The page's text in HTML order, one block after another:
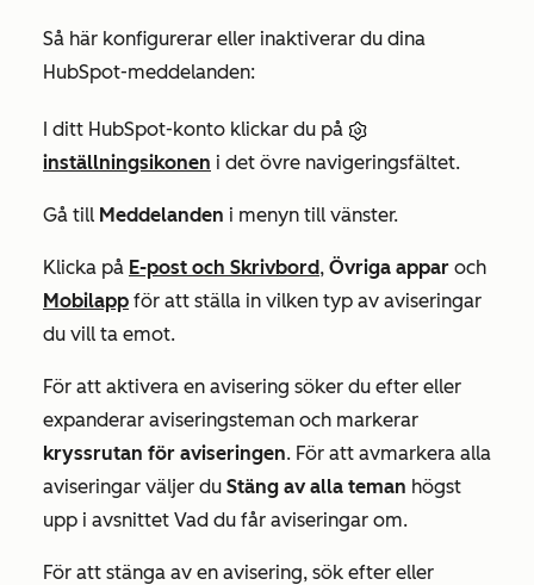
Så här konfigurerar eller inaktiverar du dina
HubSpot-meddelanden:
I ditt HubSpot-konto klickar du på
inställningsikonen i det övre navigeringsfältet.
Gå till Meddelanden i menyn till vänster.
Klicka på E-post och Skrivbord, Övriga appar och
Mobilapp för att ställa in vilken typ av aviseringar
du vill ta emot.
För att aktivera en avisering söker du efter eller
expanderar aviseringsteman och markerar
kryssrutan för aviseringen. För att avmarkera alla
aviseringar väljer du Stäng av alla teman högst
upp i avsnittet Vad du får aviseringar om.
För att stänga av en avisering, sök efter eller